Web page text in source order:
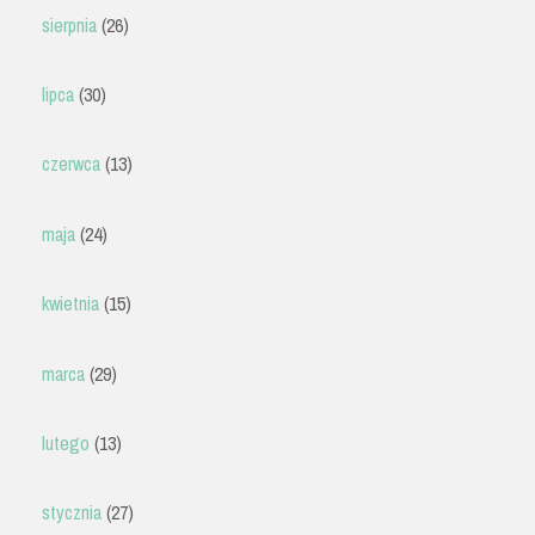
sierpnia(26)
lipca(30)
czerwca(13)
maja(24)
kwietnia(15)
marca(29)
lutego (13)
stycznia(27)